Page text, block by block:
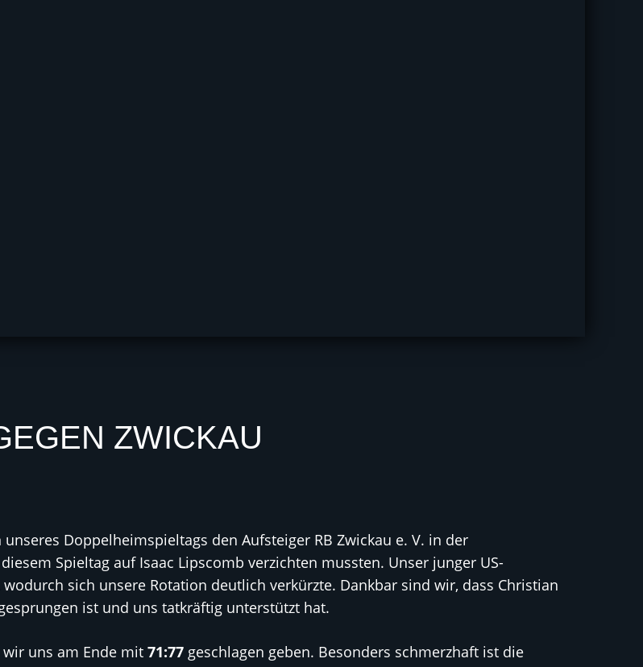
ZWICKAU
Doppelheimspieltags den Aufsteiger RB Zwickau e. V. in der
Spieltag auf Isaac Lipscomb verzichten mussten. Unser junger US-
sich unsere Rotation deutlich verkürzte. Dankbar sind wir, dass Christian
ist und uns tatkräftig unterstützt hat.
uns am Ende mit 71:77 geschlagen geben. Besonders schmerzhaft ist die